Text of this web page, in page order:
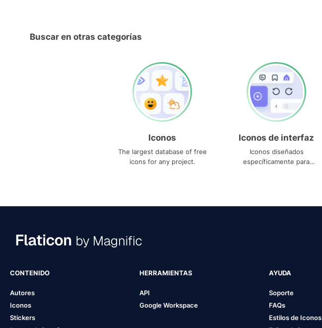
Buscar en otras categorías
Iconos
The largest database of free
icons for any project.
Iconos de interfaz
Iconos diseñados
específicamente para
CONTENIDO
Autores
Iconos
Stickers
HERRAMIENTAS
API
Google Workspace
AYUDA
Soporte
FAQs
Estilos de Iconos